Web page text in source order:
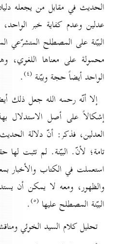
الحديث في مقابل من يجعله
عدلين وعدم كفاية خبر
البيّنة على المصطلح المتشرّعي
محمولة على معناها اللغوي،
الواحد أيضاً حجة وبيّنة (٤) .
إلا أنّه رحمه الله جعل ذلك
إشكالاً على أصل الاستدلال
العدلين، فذكر: أنّ دلالة
تامة؛ لأنّ. البيّنة. لم تثبت لها
استعملت في الكتاب والأخبار
والظهور، ومعه لا يمكن أن
البيّنة المصطلح عليها (٥) .
تحليل كلام السيد الخوئي